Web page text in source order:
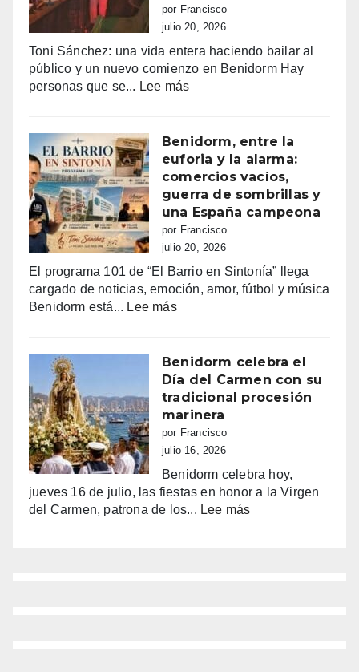
por Francisco
julio 20, 2026
Toni Sánchez: una vida entera haciendo bailar al
público y un nuevo comienzo en Benidorm Hay
personas que se... Lee más:
68
años
de
vida,
música
y
sueños
siguen
haciendo
Benidorm, entre la
euforia y la alarma:
comercios vacíos,
guerra de sombrillas y
una España campeona
por Francisco
julio 20, 2026
El programa 101 de “El Barrio en Sintonía” llega
cargado de noticias, emoción, amor, fútbol y música
Benidorm está... Lee más:
la
euforia
y
la
alarma:
comercios
guerra
de
sombrillas
Benidorm celebra el
Día del Carmen con su
tradicional procesión
marinera
por Francisco
julio 16, 2026
Benidorm celebra hoy,
jueves 16 de julio, las fiestas en honor a la Virgen
del Carmen, patrona de los... Lee más: